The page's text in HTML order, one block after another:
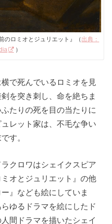
のロミオとジュリエット』（ 出典：
）
で死んでいるロミオを見
を突き刺し、命を絶ちま
たりの死を目の当たりに
レット家は、不毛な争い
す。
クロワはシェイクスピア
オとジュリエット』の他
』なども絵にしていま
ゆるドラマを絵にしたド
間ドラマを描いたシェイ